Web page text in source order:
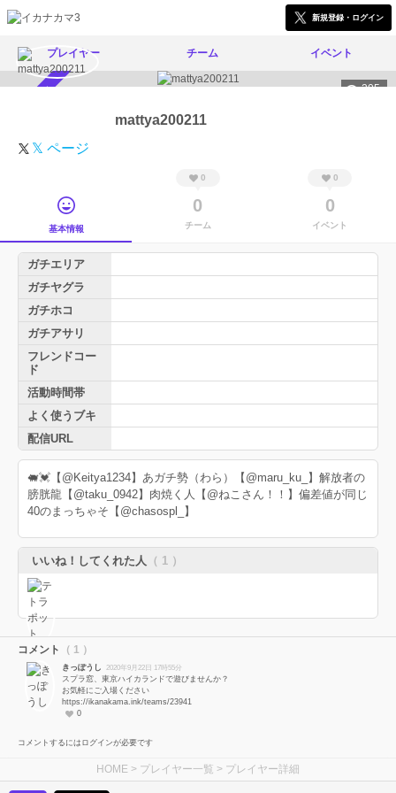
新規登録・ログイン
プレイヤー チーム イベント
205
mattya200211
𝕏 ページ
基本情報
0
0
チーム
0
0
イベント
ガチエリア
ガチヤグラ
ガチホコ
ガチアサリ
フレンドコー
ド
活動時間帯
よく使うブキ
配信URL
🐖💓【@Keitya1234】あガチ勢（わら）【@maru_ku_】解放者の
膀胱龍【@taku_0942】肉焼く人【@ねこさん！！】偏差値が同じ
40のまっちゃそ【@chasospl_】
いいね！してくれた人 （ 1 ）
コメント （ 1 ）
きっぽうし 2020年9月22日 17時55分
スプラ窓、東京ハイカランドで遊びませんか？
お気軽にご入場ください
https://ikanakama.ink/teams/23941
0
コメントするにはログインが必要です
HOME > プレイヤー一覧 > プレイヤー詳細